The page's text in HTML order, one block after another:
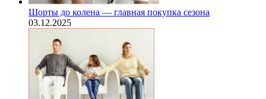
Шорты до колена — главная покупка сезона
03.12.2025